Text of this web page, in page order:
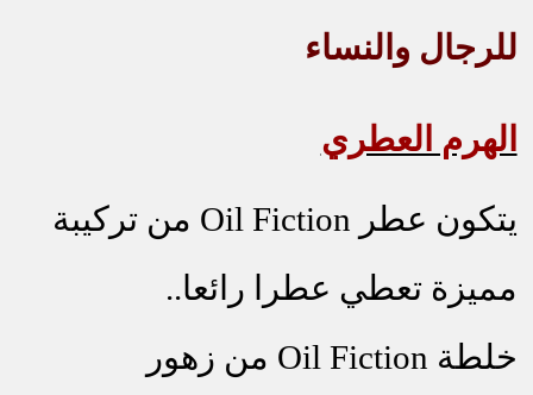
للرجال والنساء
الهرم العطري
يتكون عطر Oil Fiction من تركيبة
مميزة تعطي عطرا رائعا..
خلطة Oil Fiction من زهور